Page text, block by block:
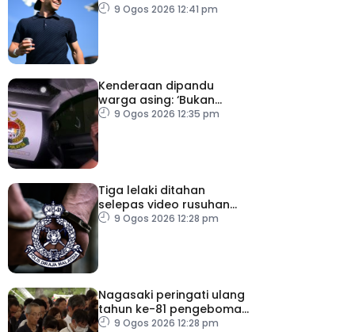
9 Ogos 2026 12:41 pm
Kenderaan dipandu
warga asing: ‘Bukan
kereta rasmi jabatan’
9 Ogos 2026 12:35 pm
Tiga lelaki ditahan
selepas video rusuhan
serang pegawai kanan
9 Ogos 2026 12:28 pm
Nagasaki peringati ulang
tahun ke-81 pengeboman
atom9 Ogos 2026 12:28 pm